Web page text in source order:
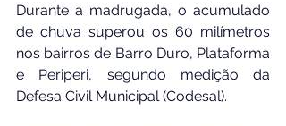
Durante a madrugada, o acumulado
de chuva superou os 60 milímetros
nos bairros de Barro Duro, Plataforma
e Periperi, segundo medição da
Defesa Civil Municipal (Codesal).